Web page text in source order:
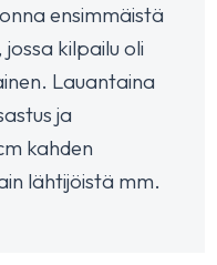
ensimmäistä
kilpailu oli
Lauantaina
ja
kahden
lähtijöistä mm.